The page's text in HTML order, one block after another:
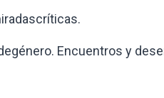
Encuentros y